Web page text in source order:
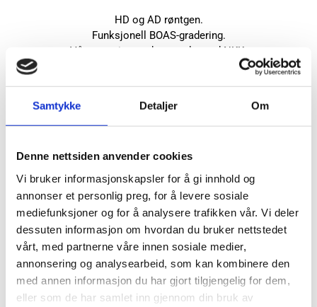
Samtykke Detaljer Om
Denne nettsiden anvender cookies
Vi bruker informasjonskapsler for å gi innhold og
annonser et personlig preg, for å levere sosiale
mediefunksjoner og for å analysere trafikken vår. Vi deler
dessuten informasjon om hvordan du bruker nettstedet
vårt, med partnerne våre innen sosiale medier,
annonsering og analysearbeid, som kan kombinere den
med annen informasjon du har gjort tilgjengelig for dem,
eller som de har samlet inn gjennom din bruk av
HD og AD røntgen.
Funksjonell BOAS-gradering.
Våre veterinærer har avtale med NKK.
Les mer på NKK sin hjemmeside...
Butikksalg